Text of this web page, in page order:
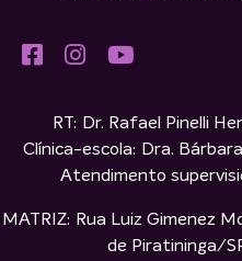
RT: Dr. Rafael Pinelli
Clínica-escola: Dra.
Atendimento
MATRIZ: Rua Luiz Gimenez
de Piratininga/